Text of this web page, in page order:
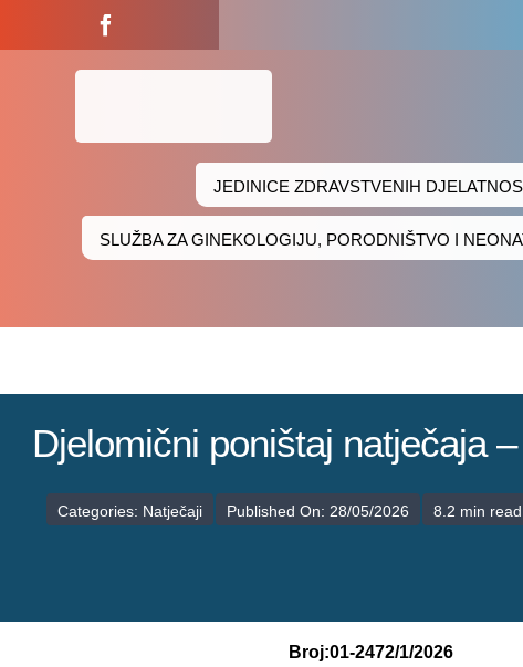
JEDINICE ZDRAVSTVENIH
SLUŽBA ZA GINEKOLOGIJU, PORODNIŠTVO I
Djelomični poništaj natječaja
Categories: Natječaji Published On: 28/05/2026 8.2 min read
Broj:01-2472/1/2026